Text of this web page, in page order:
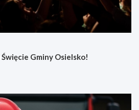
Gminy Osielsko!